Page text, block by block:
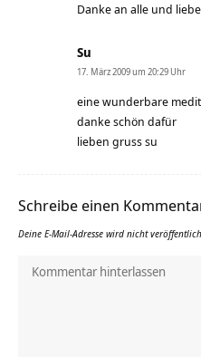
Danke an alle und
Su
17. März 2009 um 20:29 Uhr
eine wunderbare
danke schön dafür
lieben gruss su
Schreibe einen
Deine E-Mail-Adresse wird nicht